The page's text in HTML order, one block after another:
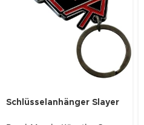
Schlüsselanhänger Slayer